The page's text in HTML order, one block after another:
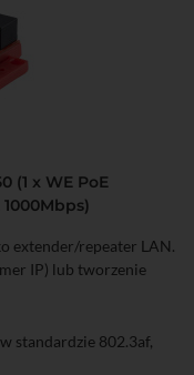
(1 x WE PoE
extender/repeater LAN.
IP) lub tworzenie
standardzie 802.3af,